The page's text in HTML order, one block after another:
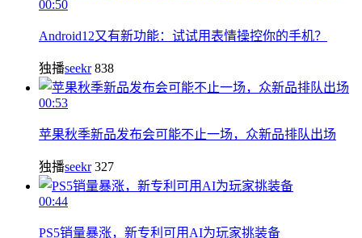
00:50
Android12又有新功能：试试用表情操控你的手机？
独播seekr 838
00:53
苹果秋季新品发布会可能不止一场，众新品排队出场
独播seekr 327
00:44
PS5销量暴涨，新专利可用AI为玩家挑装备